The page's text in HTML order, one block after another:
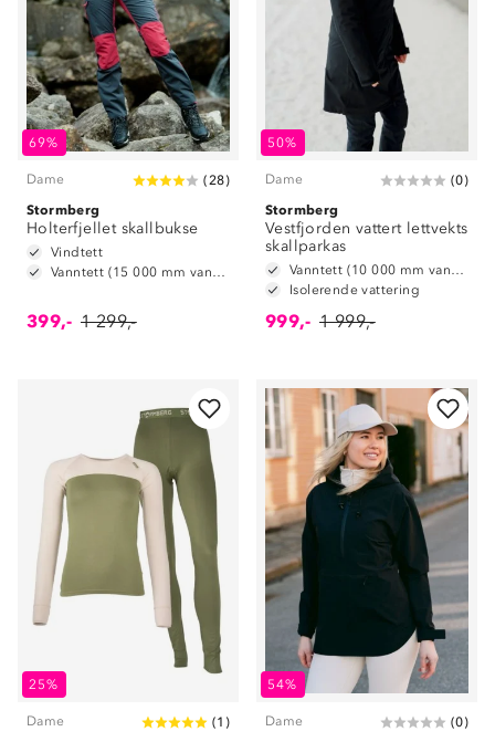
69%
Dame (28)
Stormberg
Holterfjellet skallbukse
Vindtett
Vanntett (15 000 mm vannsøyle)
399,- 1 299,-
50%
Dame (0)
Stormberg
Vestfjorden vattert lettvekts
skallparkas
Vanntett (10 000 mm vannsøyle)
Isolerende vattering
999,- 1 999,-
25%
Dame (1 )
54%
Dame (0)